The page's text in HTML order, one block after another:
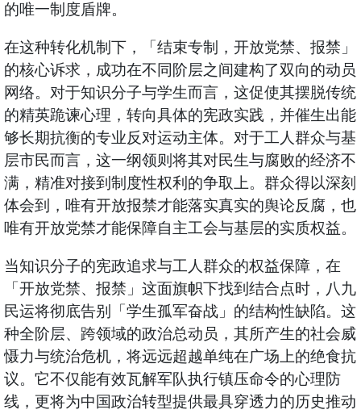
的唯一制度盾牌。
在这种转化机制下，「结束专制，开放党禁、报禁」
的核心诉求，成功在不同阶层之间建构了双向的动员
网络。对于知识分子与学生而言，这促使其摆脱传统
的精英跪谏心理，转向具体的宪政实践，并催生出能
够长期抗衡的专业反对运动主体。对于工人群众与基
层市民而言，这一纲领则将其对民生与腐败的经济不
满，精准对接到制度性权利的争取上。群众得以深刻
体会到，唯有开放报禁才能落实真实的舆论反腐，也
唯有开放党禁才能保障自主工会与基层的实质权益。
当知识分子的宪政追求与工人群众的权益保障，在
「开放党禁、报禁」这面旗帜下找到结合点时，八九
民运将彻底告别「学生孤军奋战」的结构性缺陷。这
种全阶层、跨领域的政治总动员，其所产生的社会威
慑力与统治危机，将远远超越单纯在广场上的绝食抗
议。它不仅能有效瓦解军队执行镇压命令的心理防
线，更将为中国政治转型提供最具穿透力的历史推动